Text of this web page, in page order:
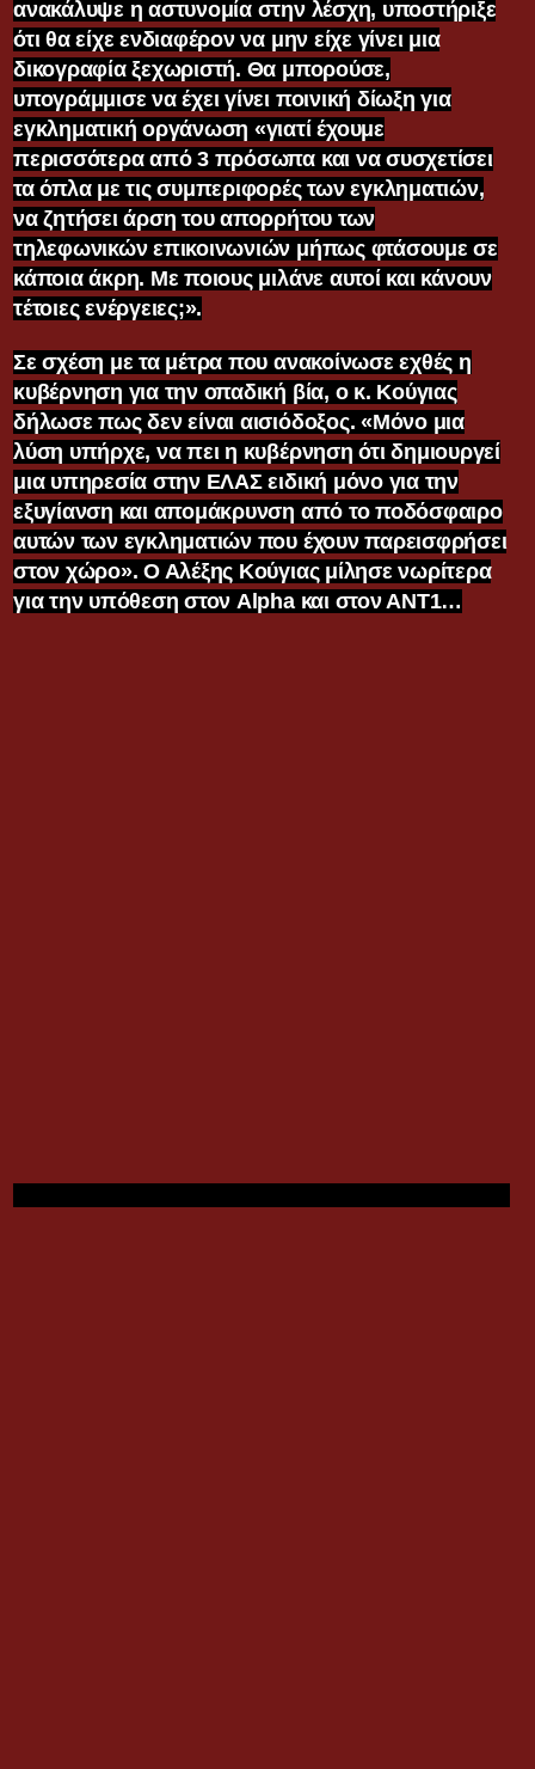
ανακάλυψε η αστυνομία στην λέσχη, υποστήριξε
ότι θα είχε ενδιαφέρον να μην είχε γίνει μια
δικογραφία ξεχωριστή. Θα μπορούσε,
υπογράμμισε να έχει γίνει ποινική δίωξη για
εγκληματική οργάνωση «γιατί έχουμε
περισσότερα από 3 πρόσωπα και να συσχετίσει
τα όπλα με τις συμπεριφορές των εγκληματιών,
να ζητήσει άρση του απορρήτου των
τηλεφωνικών επικοινωνιών μήπως φτάσουμε σε
κάποια άκρη. Με ποιους μιλάνε αυτοί και κάνουν
τέτοιες ενέργειες;».
Σε σχέση με τα μέτρα που ανακοίνωσε εχθές η
κυβέρνηση για την οπαδική βία, ο κ. Κούγιας
δήλωσε πως δεν είναι αισιόδοξος. «Μόνο μια
λύση υπήρχε, να πει η κυβέρνηση ότι δημιουργεί
μια υπηρεσία στην ΕΛΑΣ ειδική μόνο για την
εξυγίανση και απομάκρυνση από το ποδόσφαιρο
αυτών των εγκληματιών που έχουν παρεισφρήσει
στον χώρο». Ο Αλέξης Κούγιας μίλησε νωρίτερα
για την υπόθεση στον Alpha και στον ΑΝΤ1…